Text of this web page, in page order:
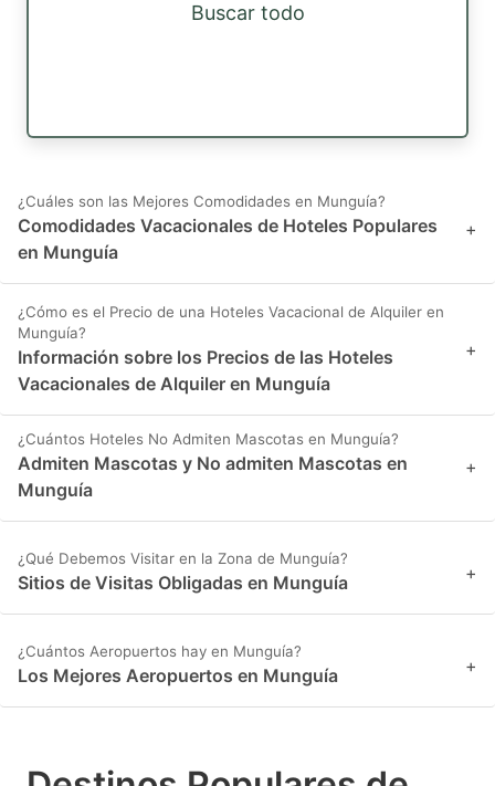
Buscar todo
¿Cuáles son las Mejores Comodidades en Munguía?
Comodidades Vacacionales de Hoteles Populares
en Munguía
+
¿Cómo es el Precio de una Hoteles Vacacional de Alquiler en
Munguía?
Información sobre los Precios de las Hoteles
Vacacionales de Alquiler en Munguía
+
¿Cuántos Hoteles No Admiten Mascotas en Munguía?
Admiten Mascotas y No admiten Mascotas en
Munguía
+
¿Qué Debemos Visitar en la Zona de Munguía?
Sitios de Visitas Obligadas en Munguía +
¿Cuántos Aeropuertos hay en Munguía?
Los Mejores Aeropuertos en Munguía +